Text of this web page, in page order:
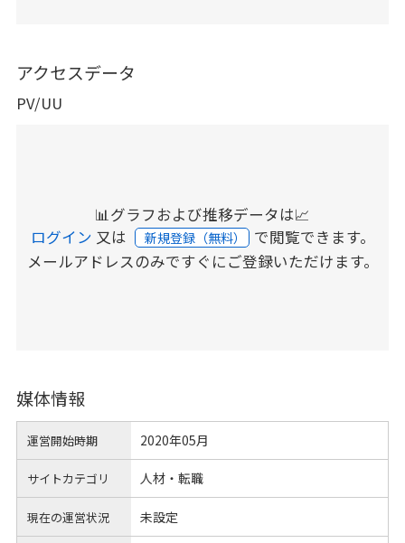
アクセスデータ
PV/UU
📊グラフおよび推移データは📈
ログイン 又は 新規登録（無料） で閲覧できます。
メールアドレスのみですぐにご登録いただけます。
媒体情報
運営開始時期 2020年05月
サイトカテゴリ 人材・転職
現在の運営状況 未設定